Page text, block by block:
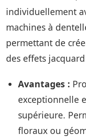
individuellement
machines à
permettant de
des effets
Avantages :
exceptionnelle
supérieure.
floraux ou